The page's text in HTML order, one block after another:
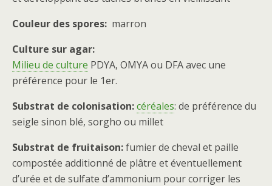
Couleur des spores: marron
Culture sur agar:
Milieu de culture PDYA, OMYA ou DFA avec une
préférence pour le 1er.
Substrat de colonisation:céréales: de préférence du
seigle sinon blé, sorgho ou millet
Substrat de fruitaison:fumier de cheval et paille
compostée additionné de plâtre et éventuellement
d’urée et de sulfate d’ammonium pour corriger les